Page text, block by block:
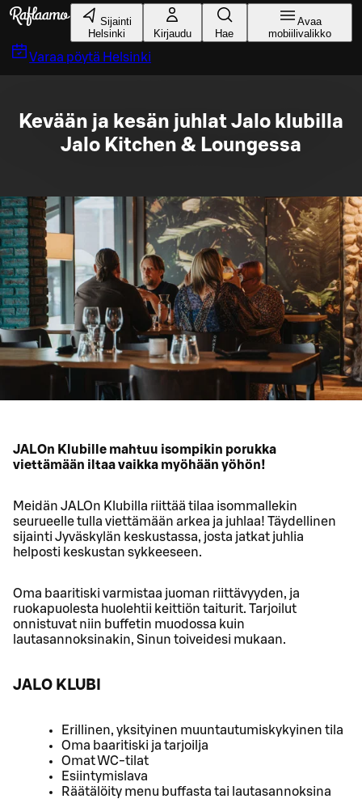
Siirry pääsisältöön
Sijainti
Helsinki
Kirjaudu Hae
Avaa
mobiilivalikko
Varaa pöytä Helsinki
Kevään ja kesän juhlat Jalo klubilla
Jalo Kitchen & Loungessa
JALOn Klubille mahtuu isompikin porukka
viettämään iltaa vaikka myöhään yöhön!
Meidän JALOn Klubilla riittää tilaa isommallekin
seurueelle tulla viettämään arkea ja juhlaa! Täydellinen
sijainti Jyväskylän keskustassa, josta jatkat juhlia
helposti keskustan sykkeeseen.
Oma baaritiski varmistaa juoman riittävyyden, ja
ruokapuolesta huolehtii keittiön taiturit. Tarjoilut
onnistuvat niin buffetin muodossa kuin
lautasannoksinakin, Sinun toiveidesi mukaan.
JALO KLUBI
Erillinen, yksityinen muuntautumiskykyinen tila
Oma baaritiski ja tarjoilja
Omat WC-tilat
Esiintymislava
Räätälöity menu buffasta tai lautasannoksina